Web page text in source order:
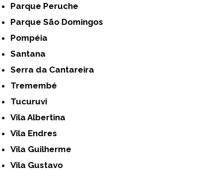
Parque Peruche
Parque São Domingos
Pompéia
Santana
Serra da Cantareira
Tremembé
Tucuruvi
Vila Albertina
Vila Endres
Vila Guilherme
Vila Gustavo